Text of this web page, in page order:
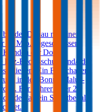
der Donau mit einer
30 Mio. abgeschlossen
der Donau
Rechtsschutz und/oder
Ein Freischaden
in den Bonus-Malus-
Für Fahrer unter 23
ein Selbstbehalt